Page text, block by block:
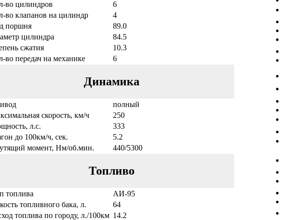
во цилиндров
6
во клапанов на цилиндр
4
поршня
89.0
цилиндра
84.5
сжатия
10.3
во передач на механике
6
Динамика
полный
скорость, км/ч
250
л.с.
333
до 100км/ч, сек.
5.2
момент, Нм/об.мин.
440/5300
Топливо
топлива
АИ-95
топливного бака, л.
64
топлива по городу, л./100км 14.2